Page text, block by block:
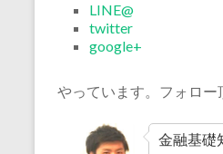
LINE@
twitter
google+
やっています。フォロー
金融基礎